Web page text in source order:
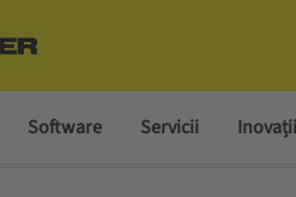
Software Servicii